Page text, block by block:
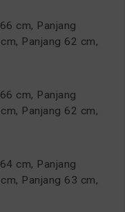
cm, Panjang
Panjang 62 cm,
cm, Panjang
Panjang 62 cm,
cm, Panjang
Panjang 63 cm,